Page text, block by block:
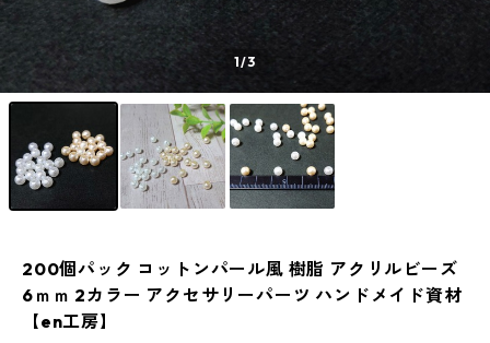
1/3
200個パック コットンパール風 樹脂 アクリルビーズ
6ｍｍ 2カラー アクセサリーパーツ ハンドメイド資材
【en工房】